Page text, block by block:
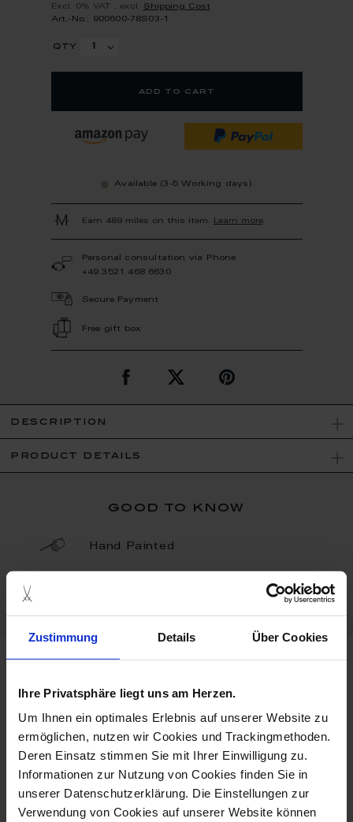
Zustimmung Details Über Cookies
Ihre Privatsphäre liegt uns am Herzen.
Um Ihnen ein optimales Erlebnis auf unserer Website zu
ermöglichen, nutzen wir Cookies und Trackingmethoden.
Deren Einsatz stimmen Sie mit Ihrer Einwilligung zu.
Informationen zur Nutzung von Cookies finden Sie in
unserer Datenschutzerklärung. Die Einstellungen zur
Verwendung von Cookies auf unserer Website können
Excl. 0% VAT excl. Shipping Cost
Art.-No.: 900600-78S03-1
qty
add to cart
Available (3-5 Working days)
Earn 489 miles on this item. Learn more
Personal consultation via Phone
+49 3521 468 6630
Secure Payment
Free gift box
description
product details
good to know
Hand Painted
pendants collection